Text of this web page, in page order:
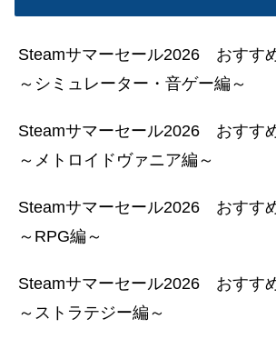
Steamサマーセール2026 おすす
～シミュレーター・音ゲー編～
Steamサマーセール2026 おすす
～メトロイドヴァニア編～
Steamサマーセール2026 おすす
～RPG編～
Steamサマーセール2026 おすす
～ストラテジー編～